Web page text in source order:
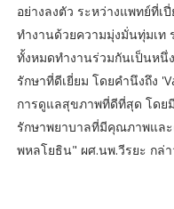
อย่างลงตัว ระหว่างแพทย์ที่
ทำงานด้วยความมุ่งมั่นทุ่มเท
ทั้งหมดทำงานร่วมกันเป็นหนึ่
รักษาที่ดีเยี่ยม โดยคำนึงถึง
การดูแลสุขภาพที่ดีที่สุด โดย
รักษาพยาบาลที่มีคุณภาพแล
พหลโยธิน" ผศ.นพ.วีรยะ กล่